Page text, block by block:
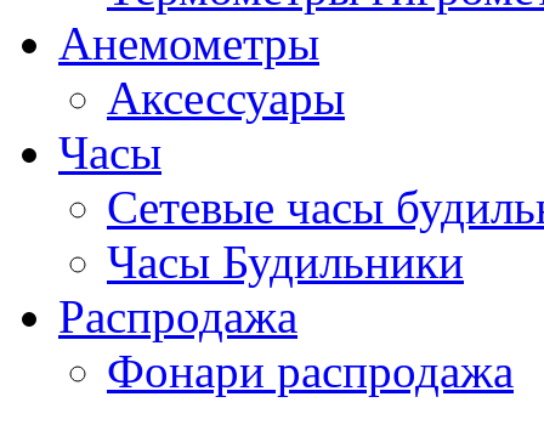
Анемометры
Аксессуары
Часы
Сетевые часы
Часы Будильники
Распродажа
Фонари распродажа